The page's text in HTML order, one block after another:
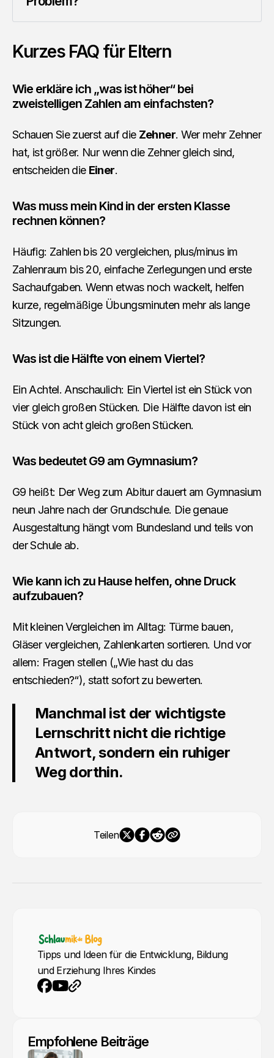
Kurzes FAQ für Eltern
Wie erkläre ich „was ist höher“ bei
zweistelligen Zahlen am einfachsten?
Schauen Sie zuerst auf die Zehner. Wer mehr Zehner
hat, ist größer. Nur wenn die Zehner gleich sind,
entscheiden die Einer.
Was muss mein Kind in der ersten Klasse
rechnen können?
Häufig: Zahlen bis 20 vergleichen, plus/minus im
Zahlenraum bis 20, einfache Zerlegungen und erste
Sachaufgaben. Wenn etwas noch wackelt, helfen
kurze, regelmäßige Übungsminuten mehr als lange
Sitzungen.
Was ist die Hälfte von einem Viertel?
Ein Achtel. Anschaulich: Ein Viertel ist ein Stück von
vier gleich großen Stücken. Die Hälfte davon ist ein
Stück von acht gleich großen Stücken.
Was bedeutet G9 am Gymnasium?
G9 heißt: Der Weg zum Abitur dauert am Gymnasium
neun Jahre nach der Grundschule. Die genaue
Ausgestaltung hängt vom Bundesland und teils von
der Schule ab.
Wie kann ich zu Hause helfen, ohne Druck
aufzubauen?
Mit kleinen Vergleichen im Alltag: Türme bauen,
Gläser vergleichen, Zahlenkarten sortieren. Und vor
allem: Fragen stellen („Wie hast du das
entschieden?“), statt sofort zu bewerten.
Manchmal ist der wichtigste
Lernschritt nicht die richtige
Antwort, sondern ein ruhiger
Weg dorthin.
Teilen
Tipps und Ideen für die Entwicklung, Bildung
und Erziehung Ihres Kindes
Empfohlene Beiträge